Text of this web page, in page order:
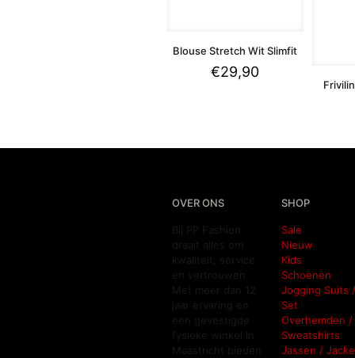
Blouse Stretch Wit Slimfit
€29,90
OVER ONS
Bij PP Fashion
draait alles om
kwaliteit, service
en vertrouwen.
Met meer dan 12
jaar ervaring en
een gevestigde
fysieke winkel in
Maastricht bieden
SHOP
Sale
Nieuw
Kids
Schoenen
Jogging Suits /
Set
Overhemden /
Sweatshirts
Jassen /